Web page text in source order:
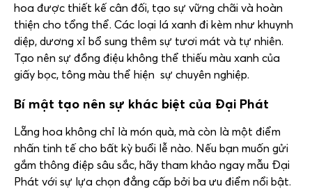
hoa được thiết kế cân đối, tạo sự vững chãi và hoàn
thiện cho tổng thể. Các loại lá xanh đi kèm như khuynh
diệp, dương xỉ bổ sung thêm sự tươi mát và tự nhiên.
Tạo nên sự đồng điệu không thể thiếu màu xanh của
giấy bọc, tông màu thể hiện sự chuyên nghiệp.
Bí mật tạo nên sự khác biệt của Đại Phát
Lẵng hoa không chỉ là món quà, mà còn là một điểm
nhấn tinh tế cho bất kỳ buổi lễ nào. Nếu bạn muốn gửi
gắm thông điệp sâu sắc, hãy tham khảo ngay mẫu Đại
Phát với sự lựa chọn đẳng cấp bởi ba ưu điểm nổi bật.